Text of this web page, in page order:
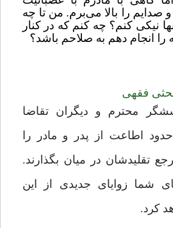
صدایم را بالا می‌برم. من تا چه
نیکی کنم؟ چه کنم که در کنار
را انجام دهم به صلاحم ‌باشد؟
فقهی
محترم و دیگران تقاضا
اطاعت از پدر و مادر را
تقلیدشان در میان بگذارند.
شما زوایای جدیدی از این
کرد.